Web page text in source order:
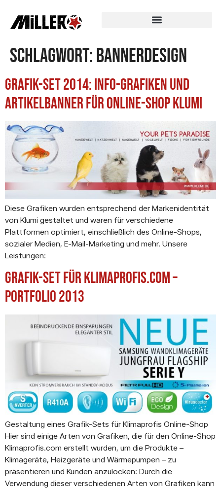
Schlagwort:Bannerdesign
Grafik-Set 2014: Info-Grafiken und
Artikelbanner für Online-Shop Klumi
Diese Grafiken wurden entsprechend der Markenidentität
von Klumi gestaltet und waren für verschiedene
Plattformen optimiert, einschließlich des Online-Shops,
sozialer Medien, E-Mail-Marketing und mehr. Unsere
Leistungen:
Grafik-Set für Klimaprofis.com –
Portfolio 2013
Gestaltung eines Grafik-Sets für Klimaprofis Online-Shop
Hier sind einige Arten von Grafiken, die für den Online-Shop
Klimaprofis.com erstellt wurden, um die Produkte –
Klimageräte, Heizgeräte und Wärmepumpen – zu
präsentieren und Kunden anzulocken: Durch die
Verwendung dieser verschiedenen Arten von Grafiken kann